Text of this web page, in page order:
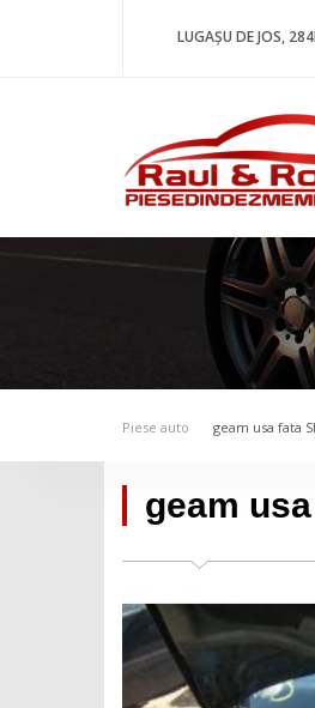
LUGAȘU DE JOS,
Piese auto geam usa fata
geam